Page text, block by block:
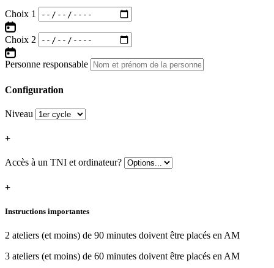
Choix 1
Choix 2
Personne responsable
Configuration
Niveau
+
Accès à un TNI et ordinateur?
+
Instructions importantes
2 ateliers (et moins) de 90 minutes doivent être placés en AM
3 ateliers (et moins) de 60 minutes doivent être placés en AM